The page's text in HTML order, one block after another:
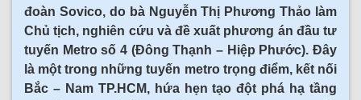
đoàn Sovico, do bà Nguyễn Thị Phương Thảo làm
Chủ tịch, nghiên cứu và đề xuất phương án đầu tư
tuyến Metro số 4 (Đông Thạnh – Hiệp Phước). Đây
là một trong những tuyến metro trọng điểm, kết nối
Bắc – Nam TP.HCM, hứa hẹn tạo đột phá hạ tầng